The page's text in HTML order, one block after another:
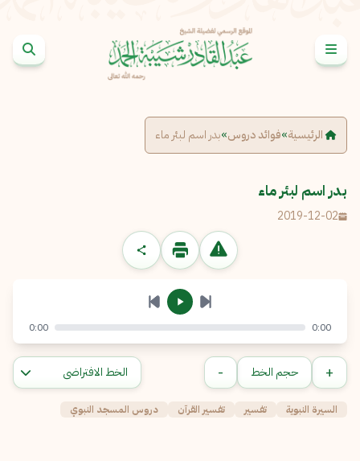
الرئيسية»فوائد دروس»بدر اسم لبئر ماء
بدر اسم لبئر ماء
2019-12-02
الإبلاغ عن مشكلة
الرسالة
إرسال إلغاء
0:00
0:00
+ حجم الخط -
السيرة النبوية تفسير تفسير القرآن دروس المسجد النبوي